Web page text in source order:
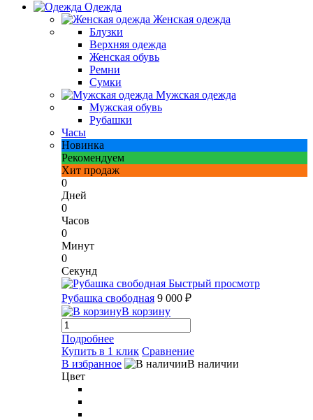
Одежда
Женская одежда
Блузки
Верхняя одежда
Женская обувь
Ремни
Сумки
Мужская одежда
Мужская обувь
Рубашки
Часы
Новинка
Рекомендуем
Хит продаж
0
Дней
0
Часов
0
Минут
0
Секунд
Быстрый просмотр
Рубашка свободная 9 000 ₽
В корзину
Подробнее
Купить в 1 клик Сравнение
В избранное
В наличии
Цвет